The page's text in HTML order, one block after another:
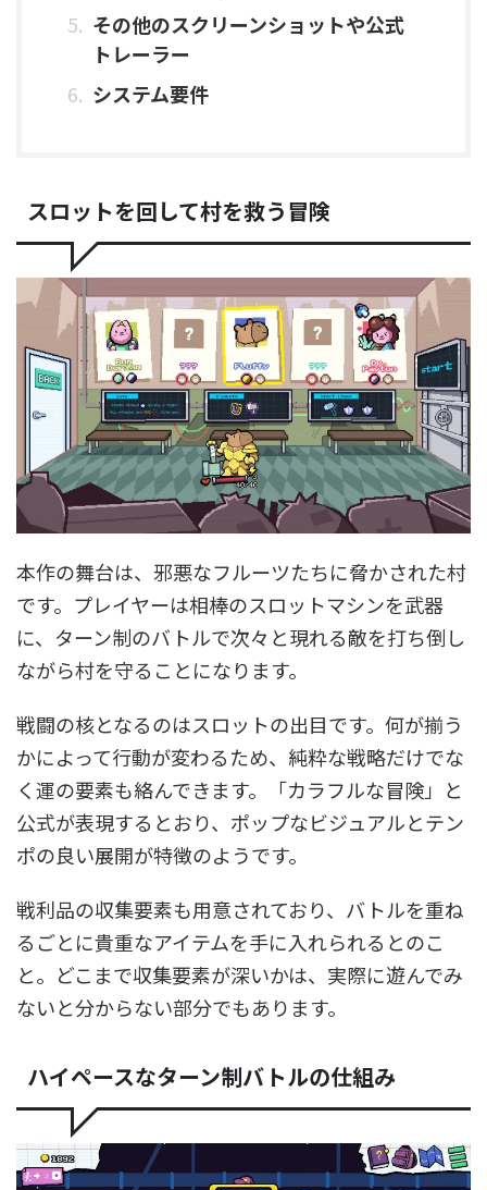
その他のスクリーンショットや公式
トレーラー
システム要件
スロットを回して村を救う冒険
本作の舞台は、邪悪なフルーツたちに脅かされた村
です。プレイヤーは相棒のスロットマシンを武器
に、ターン制のバトルで次々と現れる敵を打ち倒し
ながら村を守ることになります。
戦闘の核となるのはスロットの出目です。何が揃う
かによって行動が変わるため、純粋な戦略だけでな
く運の要素も絡んできます。「カラフルな冒険」と
公式が表現するとおり、ポップなビジュアルとテン
ポの良い展開が特徴のようです。
戦利品の収集要素も用意されており、バトルを重ね
るごとに貴重なアイテムを手に入れられるとのこ
と。どこまで収集要素が深いかは、実際に遊んでみ
ないと分からない部分でもあります。
ハイペースなターン制バトルの仕組み